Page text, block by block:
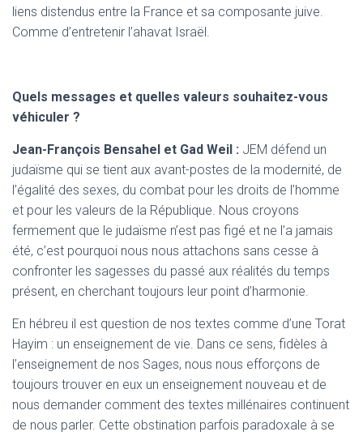
liens distendus entre la France et sa composante juive.
Comme d’entretenir l’ahavat Israël.
Quels messages et quelles valeurs souhaitez-vous
véhiculer ?
Jean-François Bensahel et Gad Weil : JEM défend un
judaïsme qui se tient aux avant-postes de la modernité, de
l’égalité des sexes, du combat pour les droits de l’homme
et pour les valeurs de la République. Nous croyons
fermement que le judaïsme n’est pas figé et ne l’a jamais
été, c’est pourquoi nous nous attachons sans cesse à
confronter les sagesses du passé aux réalités du temps
présent, en cherchant toujours leur point d’harmonie.
En hébreu il est question de nos textes comme d’une Torat
Hayim : un enseignement de vie. Dans ce sens, fidèles à
l’enseignement de nos Sages, nous nous efforçons de
toujours trouver en eux un enseignement nouveau et de
nous demander comment des textes millénaires continuent
de nous parler. Cette obstination parfois paradoxale à se